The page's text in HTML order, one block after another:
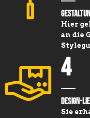
Hier
an die
4
Design-
Sie